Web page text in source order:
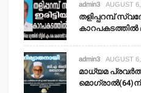
admin3 AUGUST
തളിപ്പറമ്പ്
കാറപകടത്തില്‍
admin3 AUGUST
മാധ്യമ